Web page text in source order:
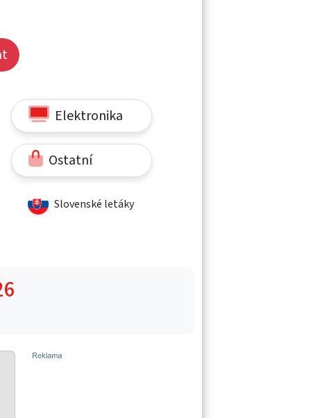
Elektronika
Ostatní
Slovenské letáky